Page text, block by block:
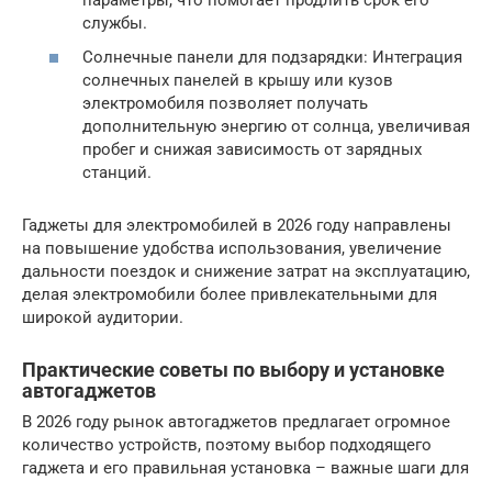
службы.
Солнечные панели для подзарядки: Интеграция
солнечных панелей в крышу или кузов
электромобиля позволяет получать
дополнительную энергию от солнца, увеличивая
пробег и снижая зависимость от зарядных
станций.
Гаджеты для электромобилей в 2026 году направлены
на повышение удобства использования, увеличение
дальности поездок и снижение затрат на эксплуатацию,
делая электромобили более привлекательными для
широкой аудитории.
Практические советы по выбору и установке
автогаджетов
В 2026 году рынок автогаджетов предлагает огромное
количество устройств, поэтому выбор подходящего
гаджета и его правильная установка – важные шаги для